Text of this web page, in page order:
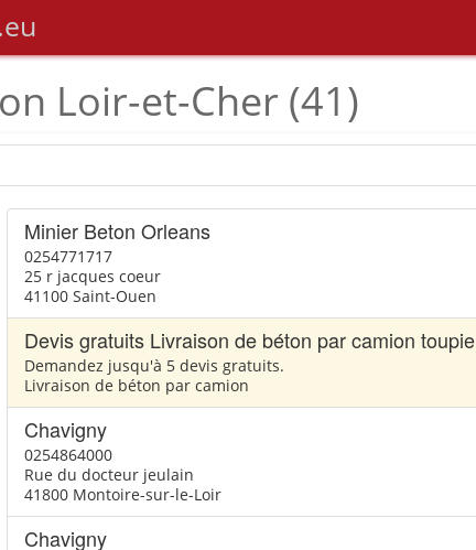
.eu
Loir-et-Cher (41)
Minier Beton Orleans
0254771717
25 r jacques coeur
41100 Saint-Ouen
Devis gratuits Livraison de béton par camion toupie
Demandez jusqu'à 5 devis gratuits.
Livraison de béton par camion
Chavigny
0254864000
Rue du docteur jeulain
41800 Montoire-sur-le-Loir
Chavigny